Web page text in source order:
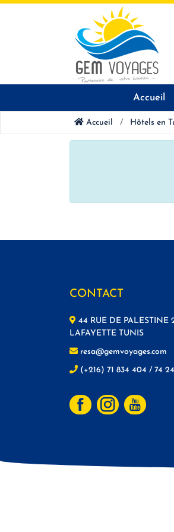
Accueil
Accueil Hôtels en
CONTACT
44 RUE DE PALESTINE
LAFAYETTE TUNIS
resa@gemvoyages.com
(+216) 71 834 404 / 74